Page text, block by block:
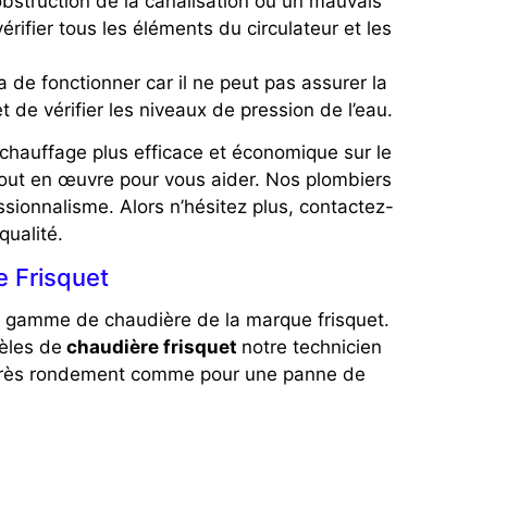
tous les éléments du circulateur et les
de fonctionner car il ne peut pas assurer la
vérifier les niveaux de pression de l’eau.
plus efficace et économique sur le
en œuvre pour vous aider. Nos plombiers
Alors n’hésitez plus, contactez-
Frisquet
de chaudière de la marque frisquet.
de chaudière frisquet notre technicien
rondement comme pour une panne de